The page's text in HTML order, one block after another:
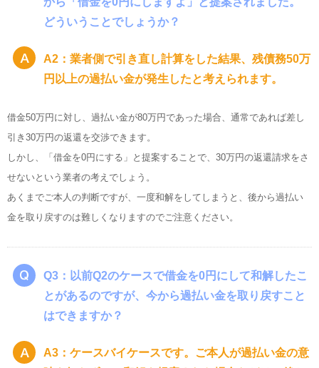
どういうことでしょうか？
A2：業者側で引き直し計算をした結果、残債務50万
円以上の過払い金が発生したと考えられます。
借金50万円に対し、過払い金が80万円であった場合、通常であれば差し
引き30万円の返還を交渉できます。
しかし、「借金を0円にする」と提案することで、30万円の返還請求をさ
せないという業者の考えでしょう。
あくまでご本人の判断ですが、一度和解をしてしまうと、後から過払い
金を取り戻すのは難しくなりますのでご注意ください。
Q3：以前Q2のケースで借金を0円にして和解したこ
とがあるのですが、今から過払い金を取り戻すこと
はできますか？
A3：ケースバイケースです。ご本人が過払い金の意